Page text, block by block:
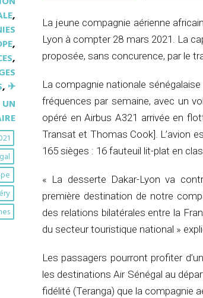
,
,
,
, ✈︎
La jeune compagnie aérienne
Lyon à compter 28 mars 2021. La
proposée, sans concurence, par le
La compagnie nationale
fréquences par semaine, avec un
opéré en Airbus A321 arrivée en
Transat et Thomas Cook]. L’avion
165 sièges : 16 fauteuil lit-plat en
« La desserte Dakar-Lyon va
première destination de notre
des relations bilatérales entre la
du secteur touristique national »
Les passagers pourront profiter
les destinations Air Sénégal au
fidélité (Teranga) que la compagnie